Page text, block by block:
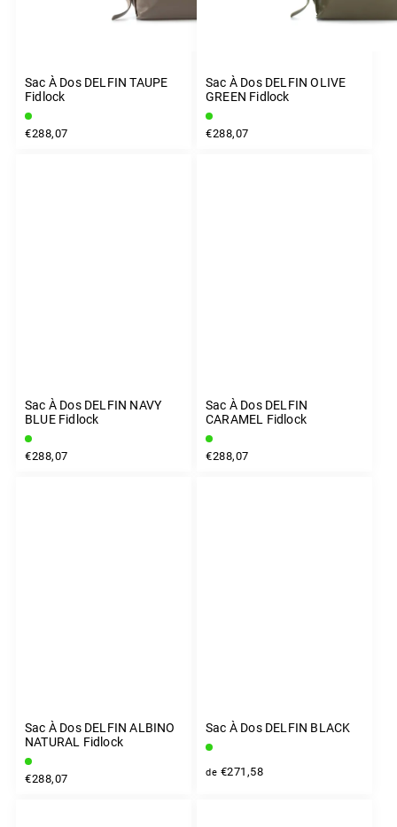
Sac À Dos DELFIN TAUPE
Fidlock
€288,07
Sac À Dos DELFIN OLIVE
GREEN Fidlock
€288,07
Sac À Dos DELFIN NAVY
BLUE Fidlock
€288,07
Sac À Dos DELFIN
CARAMEL Fidlock
€288,07
Sac À Dos DELFIN ALBINO
NATURAL Fidlock
€288,07
Sac À Dos DELFIN BLACK
de €271,58